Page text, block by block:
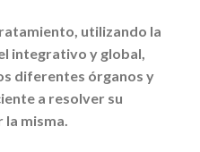
utilizando la
integrativo y global,
diferentes órganos y
a resolver su
la misma.